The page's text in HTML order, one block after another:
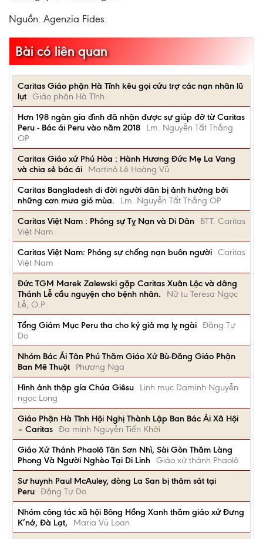
Nguồn: Agenzia Fides.
Bài có liên quan
Caritas Giáo phận Hà Tĩnh kêu gọi cứu trợ các nạn nhân lũ
lụt Giáo phận Hà Tĩnh
Hơn 198 ngàn gia đình đã nhận được sự giúp đỡ từ Caritas
Peru - Bác ái Peru vào năm 2018
Lm. Nguyễn Tất Thắng
OP
Caritas Giáo xứ Phú Hòa : Hành Hương Đức Mẹ La Vang
và chia sẻ bác ái
Martinô Lê Hoàng Vũ
Caritas Bangladesh di đời người dân bị ảnh hưởng bởi
những cơn mưa gió mùa.
Lm. Nguyễn Tất Thắng OP
Caritas Việt Nam : Phóng sự Tỵ Nạn và Di Dân
BTT. Caritas
Việt Nam
Caritas Việt Nam: Phóng sự chống nạn buôn người Caritas
Việt Nam
Đức TGM Marek Zalewski gặp Caritas Xuân Lộc và dâng
Thánh Lễ cầu nguyện cho bệnh nhân.
Nữ tu Teresa Ngọc
Lễ, O.P
Tổng Giám Mục Peru tha cho ký giả mạ lỵ ngài Đặng Tự
Do
Nhóm Bác Ái Tân Phú Thăm Giáo Xứ Bù-Đăng Giáo Phận
Ban Mê Thuột
Phương Nga
Hình ảnh thập gía Chúa Giêsu
Linh mục Daminh Nguyễn
ngọc Long
Giáo Phận Hà Tĩnh Hội Nghị Thành Lập Ban Bác Ái Xã Hội
– Caritas Đa minh Nguyễn Tiến Khởi
Giáo Xứ Thánh Phaolô Tân Sơn Nhì, Sài Gòn Thăm Làng
Phong Và Người Nghèo Tại Di Linh Giáo xứ thánh Phaolô
Sư huynh Paul McAuley, dòng La San bị thảm sát tại
Peru Đặng Tự Do
Nhóm công tác xã hội Bông Hồng Xanh thăm giáo xứ Đưng
K’nớ, Đà Lạt,
Maria Vũ Loan